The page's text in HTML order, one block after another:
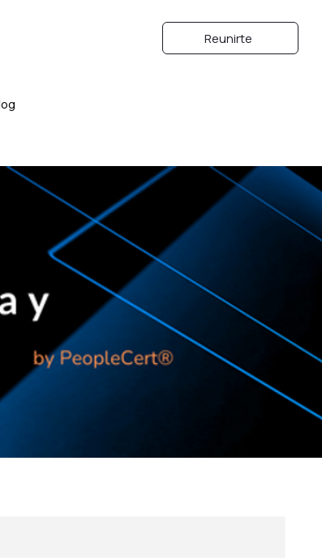
Reunirte